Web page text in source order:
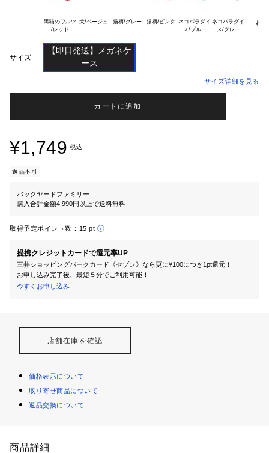
黒猫のワルツ 犬/ベージュ 猫柄/グレー 猫柄/ピンク ネコパラダイ
ス/ブルー
ネコパラダイ
ス/グレー
ねこ
サイズ
【即日発送】メガネケ
サイズ詳細を見る
カートに追加
¥1,749 税込
返品不可
バックヤードファミリー
購入合計金額4,990円以上で送料無料
取得予定ポイント数： 15 pt
提携クレジットカードで還元率UP
三井ショッピングパークカード《セゾン》なら更に¥100につき1pt還元！
お申し込み完了後、最短５分でご利用可能！
今すぐお申し込み
店舗在庫を確認
価格表示について
取り寄せ商品について
返品交換について
商品詳細